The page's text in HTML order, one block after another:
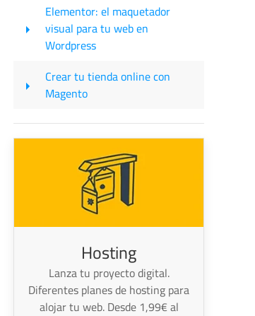
Elementor: el maquetador
visual para tu web en
Wordpress
Crear tu tienda online con
Magento
Hosting
Lanza tu proyecto digital.
Diferentes planes de hosting para
alojar tu web. Desde 1,99€ al